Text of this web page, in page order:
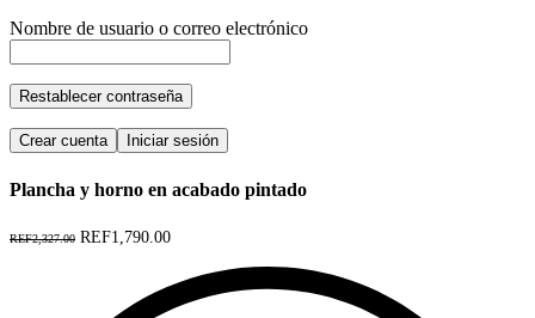
Nombre de usuario o correo electrónico
Restablecer contraseña
Crear cuenta Iniciar sesión
Plancha y horno en acabado pintado
REF2,327.00 REF1,790.00